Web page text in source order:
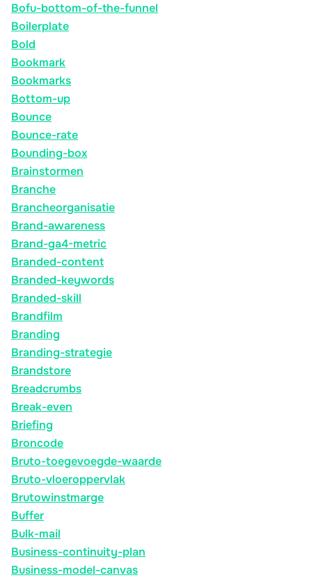
Bofu-bottom-of-the-funnel
Boilerplate
Bold
Bookmark
Bookmarks
Bottom-up
Bounce
Bounce-rate
Bounding-box
Brainstormen
Branche
Brancheorganisatie
Brand-awareness
Brand-ga4-metric
Branded-content
Branded-keywords
Branded-skill
Brandfilm
Branding
Branding-strategie
Brandstore
Breadcrumbs
Break-even
Briefing
Broncode
Bruto-toegevoegde-waarde
Bruto-vloeroppervlak
Brutowinstmarge
Buffer
Bulk-mail
Business-continuity-plan
Business-model-canvas